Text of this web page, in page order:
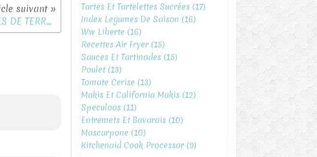
GRATIN DE POMMES DE TERRE ENDIVES A LA BIERE
Tartes Et Tartelettes Sucrées (17)
Index Legumes De Saison (16)
Ww Liberte (16)
Recettes Air Fryer (15)
Sauces Et Tartinades (15)
Poulet(13)
Tomate Cerise (13)
Makis Et California Makis (12)
Speculoos (11)
Entremets Et Bavarois (10)
Mascarpone (10)
Kitchenaid Cook Processor (9)